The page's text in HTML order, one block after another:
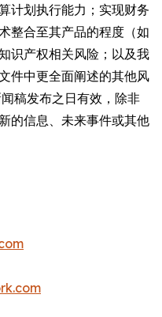
计划执行能力；实现财务
整合至其产品的程度（如
识产权相关风险；以及我
件中更全面阐述的其他风
稿发布之日有效，除非
的信息、未来事件或其他